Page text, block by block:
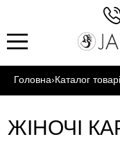
Головна›Каталог
ЖІНОЧІ